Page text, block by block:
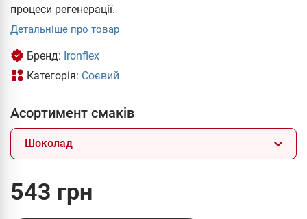
процеси регенерації.
Детальніше про товар
Бренд: Ironflex
Категорія: Соєвий
Асортимент смаків
Шоколад
543 грн